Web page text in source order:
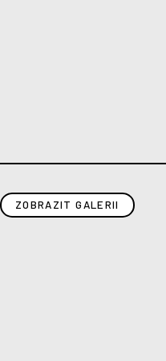
ZOBRAZIT GALERII